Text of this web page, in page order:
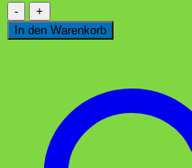
Tür
Deko
He
Menge
In den Warenkorb